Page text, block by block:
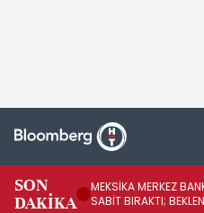
SON
DAKİKA
MEKSİKA MERKEZ
SABİT BIRAKTI;